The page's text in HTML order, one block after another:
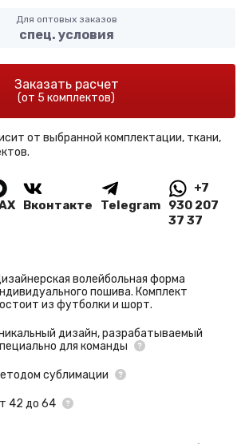
волейбольная форма
пошива. Комплект
из футболки и шорт.
дизайн, разрабатываемый
для команды
сублимации
42 до 64
Для оптовых заказов
спец. условия
Заказать расчет
(от 5 комплектов)
от выбранной комплектации, ткани,
Вконтакте Telegram
+7
930 207
37 37